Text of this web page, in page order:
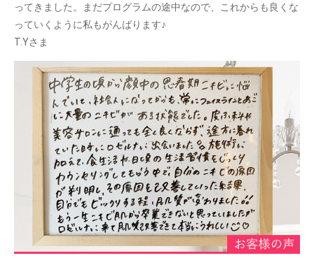
ってきました。まだプログラムの途中なので、これからも良くな
っていくように私もがんばります♪
T.Yさま